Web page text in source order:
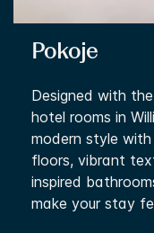
Pokoje
Designed with
hotel rooms in
modern style
floors, vibrant
inspired
make your stay